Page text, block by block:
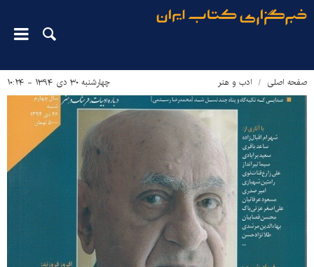
صفحه اصلی ادب و هنر چهارشنبه ۳۰ دی ۱۳۹۴ - ۱۰:۲۴